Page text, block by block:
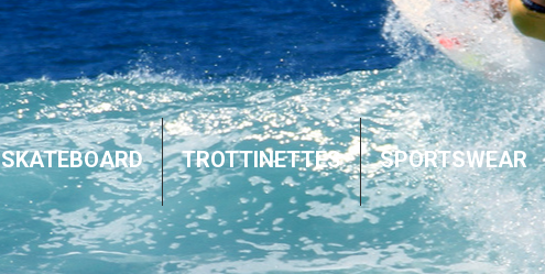
SKATEBOARD TROTTINETTES SPORTSWEAR